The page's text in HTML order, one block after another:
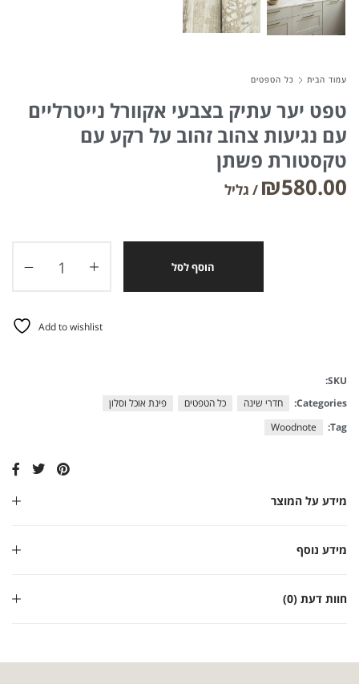
Community
Blog
עמוד הבית כל הטפטים
טפט יער עתיק בצבעי אקוורל נייטרליים
עם נגיעות צהוב זהוב על רקע עם
טקסטורת פשתן
₪580.00
הוסף לסל
Add to wishlist
מידע על המוצר
מידע נוסף
חוות דעת (0)
SKU:
Categories:
חדרי שינה כל הטפטים
פינת אוכל וסלון
Tag:
Woodnote